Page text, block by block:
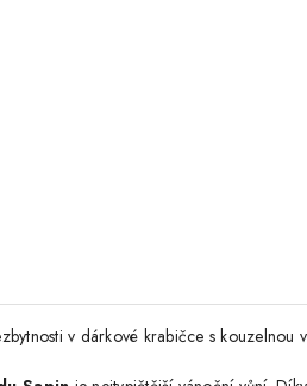
v dárkové krabičce s